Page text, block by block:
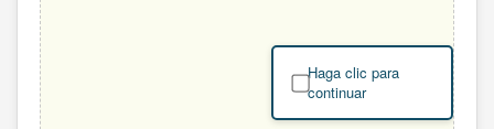
Haga clic para
continuar